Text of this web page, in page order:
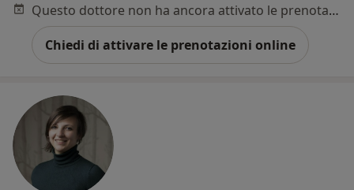
Questo dottore non ha ancora attivato le prenotazioni online presso questo indirizzo.
Chiedi di attivare le prenotazioni online